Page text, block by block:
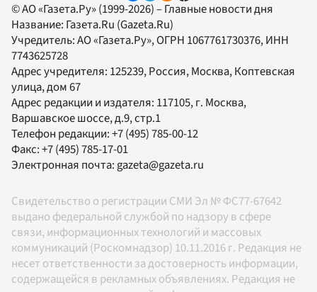
© АО «Газета.Ру» (1999-2026) – Главные новости дня
Название: Газета.Ru (Gazeta.Ru)
Учредитель:АО «Газета.Ру», ОГРН 1067761730376, ИНН
7743625728
Адрес учредителя: 125239, Россия, Москва, Коптевская
улица, дом 67
Адрес редакции и издателя: 117105, г. Москва,
Варшавское шоссе, д.9, стр.1
Телефон редакции:+7 (495) 785-00-12
Факс:+7 (495) 785-17-01
Электронная почта:gazeta@gazeta.ru
Свидетельство о регистрации СМИ Эл № ФС77-67642
выдано федеральной службой по надзору в сфере
связи, информационных технологий и массовых
коммуникаций (Роскомнадзор) 10.11.2016 г. Редакция не
несет ответственности за достоверность информации,
содержащейся в рекламных объявлениях. Редакция не